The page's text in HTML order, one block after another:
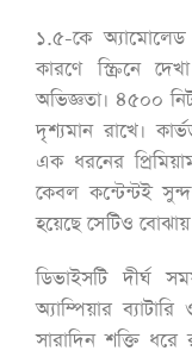
১.৫-কে অ্যামোলেড
কারণে স্ক্রিনে
অভিজ্ঞতা। ৪৫০০
দৃশ্যমান রাখে।
এক ধরনের
কেবল কন্টেন্টই
হয়েছে সেটিও
ডিভাইসটি দীর্ঘ
অ্যাম্পিয়ার
সারাদিন শক্তি